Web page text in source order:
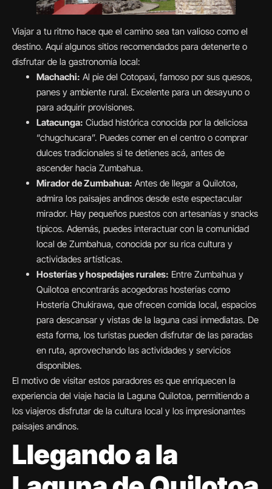
Viajar a tu ritmo hace que el camino sea tan valioso como el
destino. Aquí algunos sitios recomendados para detenerte o
disfrutar de la gastronomía local:
Machachi: Al pie del Cotopaxi, famoso por sus quesos,
panes y ambiente rural. Excelente para un desayuno o
para adquirir provisiones.
Latacunga: Ciudad histórica conocida por la deliciosa
“chugchucara”. Puedes comer en el centro o comprar
dulces tradicionales si te detienes acá, antes de
ascender hacia Zumbahua.
Mirador de Zumbahua: Antes de llegar a Quilotoa,
admira los paisajes andinos desde este espectacular
mirador. Hay pequeños puestos con artesanías y snacks
típicos. Además, puedes interactuar con la comunidad
local de Zumbahua, conocida por su rica cultura y
actividades artísticas.
Hosterías y hospedajes rurales: Entre Zumbahua y
Quilotoa encontrarás acogedoras hosterías como
Hostería Chukirawa, que ofrecen comida local, espacios
para descansar y vistas de la laguna casi inmediatas. De
esta forma, los turistas pueden disfrutar de las paradas
en ruta, aprovechando las actividades y servicios
disponibles.
El motivo de visitar estos paradores es que enriquecen la
experiencia del viaje hacia la Laguna Quilotoa, permitiendo a
los viajeros disfrutar de la cultura local y los impresionantes
paisajes andinos.
Llegando a la